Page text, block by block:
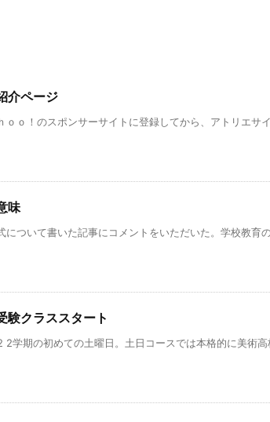
介ページ
ｏｏ！のスポンサーサイトに登録してから、アトリエサ
味
について書いた記事にコメントをいただいた。学校教育
験クラススタート
学期の初めての土曜日。土日コースでは本格的に美術高